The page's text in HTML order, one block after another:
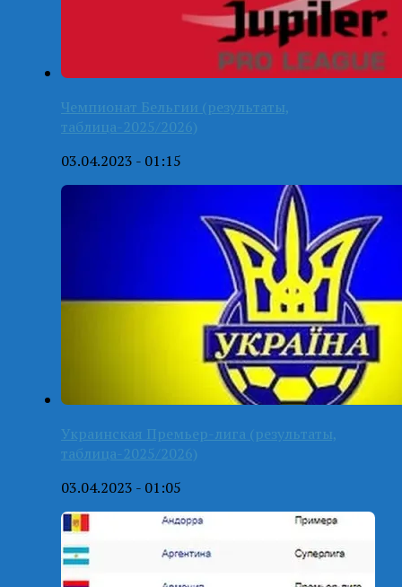
Чемпионат Бельгии (результаты,
таблица-2025/2026)
03.04.2023 - 01:15
Украинская Премьер-лига (результаты,
таблица-2025/2026)
03.04.2023 - 01:05